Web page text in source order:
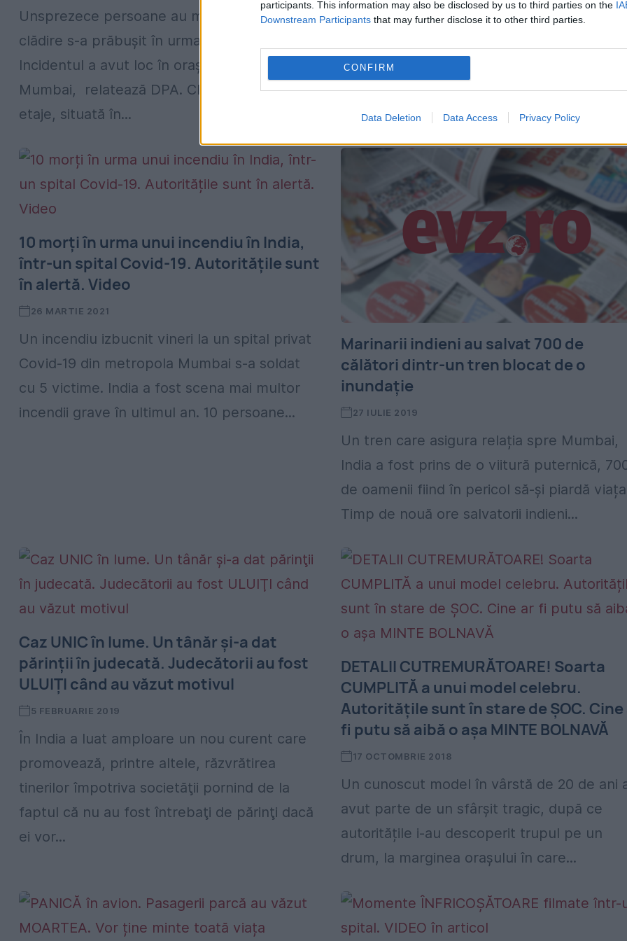
participants. This information may also be disclosed by us to third parties on the
Downstream Participants that may further disclose it to other third parties.
CONFIRM
Data Deletion Data Access Privacy Policy
Unsprezece persoane au murit după ce o
clădire s-a prăbuşit în urma ploilor torenţiale.
Incidentul a avut loc în oraşul indian
Mumbai, relatează DPA. Clădirea cu trei
etaje, situată în...
intensivă a unui spital Covid-19 din
de Mumbai. Incendiul, care a izbucnit
vineri,...
10 morți în urma unui incendiu în India,
într-un spital Covid-19. Autoritățile sunt
în alertă. Video
26 MARTIE 2021
Un incendiu izbucnit vineri la un spital privat
Covid-19 din metropola Mumbai s-a soldat
cu 5 victime. India a fost scena mai multor
incendii grave în ultimul an. 10 persoane...
Marinarii indieni au salvat 700 de
călători dintr-un tren blocat de o
inundație
27 IULIE 2019
Un tren care asigura relația spre Mumbai,
India a fost prins de o viitură puternică,
de oamenii fiind în pericol să-și piardă
Timp de nouă ore salvatorii indieni...
Caz UNIC în lume. Un tânăr şi-a dat
părinţii în judecată. Judecătorii au fost
ULUIŢI când au văzut motivul
5 FEBRUARIE 2019
În India a luat amploare un nou curent care
promovează, printre altele, răzvrătirea
tinerilor împotriva societăţii pornind de la
faptul că nu au fost întrebaţi de părinţi dacă
ei vor...
DETALII CUTREMURĂTOARE! Soarta
CUMPLITĂ a unui model celebru.
Autoritățile sunt în stare de ȘOC. Cine
fi putu să aibă o așa MINTE BOLNAVĂ
17 OCTOMBRIE 2018
Un cunoscut model în vârstă de 20 de ani
avut parte de un sfârșit tragic, după ce
autoritățile i-au descoperit trupul pe un
drum, la marginea orașului în care...